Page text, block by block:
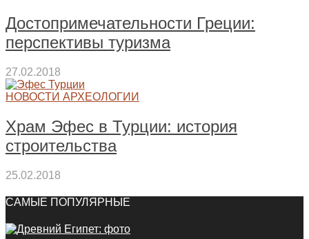
Достопримечательности Греции:
перспективы туризма
27.02.2018
НОВОСТИ АРХЕОЛОГИИ
Храм Эфес в Турции: история
строительства
25.02.2018
САМЫЕ ПОПУЛЯРНЫЕ